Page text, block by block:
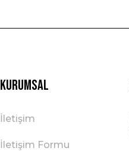
Kurumsal
İletişim
İletişim Formu